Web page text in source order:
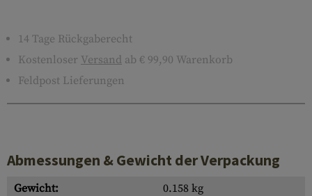
14 Tage Rückgaberecht
Kostenloser Versand ab € 99,90 Warenkorb
Feldpost Lieferungen
Abmessungen & Gewicht der Verpackung
Gewicht:
0.158 kg